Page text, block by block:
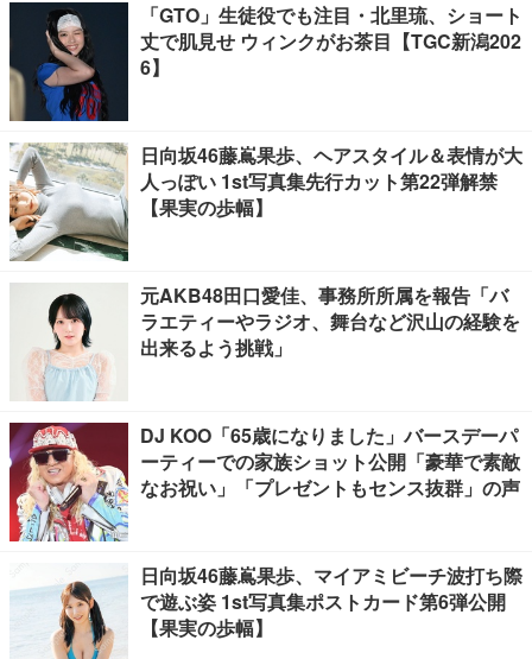
「GTO」生徒役でも注目・北里琉、ショート
丈で肌見せ ウィンクがお茶目【TGC新潟202
6】
日向坂46藤嶌果歩、ヘアスタイル＆表情が大
人っぽい 1st写真集先行カット第22弾解禁
【果実の歩幅】
元AKB48田口愛佳、事務所所属を報告「バ
ラエティーやラジオ、舞台など沢山の経験を
出来るよう挑戦」
DJ KOO「65歳になりました」バースデーパ
ーティーでの家族ショット公開「豪華で素敵
なお祝い」「プレゼントもセンス抜群」の声
日向坂46藤嶌果歩、マイアミビーチ波打ち際
で遊ぶ姿 1st写真集ポストカード第6弾公開
【果実の歩幅】